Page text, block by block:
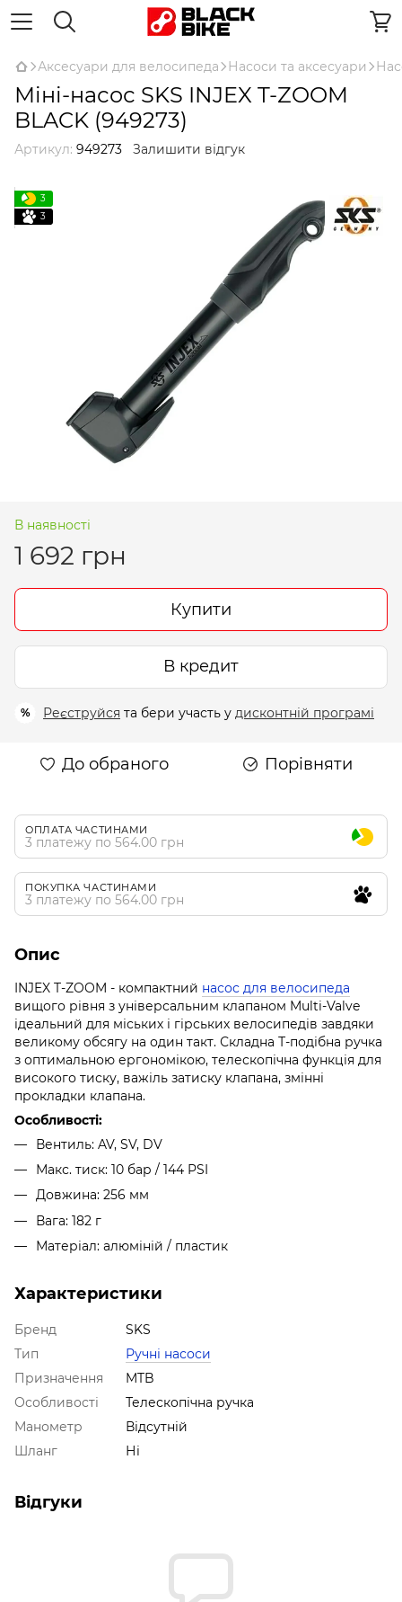
Аксесуари для велосипеда Насоси та аксесуари
Міні-насос SKS INJEX T-ZOOM
BLACK (949273)
Артикул: 949273 Залишити відгук
3
3
В наявності
1 692 грн
Купити
В кредит
% Реєструйся та бери участь у дисконтній програмі
До обраного Порівняти
ОПЛАТА ЧАСТИНАМИ
3 платежу по 564.00 грн
ПОКУПКА ЧАСТИНАМИ
3 платежу по 564.00 грн
Опис
INJEX T-ZOOM - компактний насос для велосипеда
вищого рівня з універсальним клапаном Multi-Valve
ідеальний для міських і гірських велосипедів завдяки
великому обсягу на один такт. Складна Т-подібна ручка
з оптимальною ергономікою, телескопічна функція для
високого тиску, важіль затиску клапана, змінні
прокладки клапана.
Особливості:
Вентиль: AV, SV, DV
Макс. тиск: 10 бар / 144 PSI
Довжина: 256 мм
Вага: 182 г
Матеріал: алюміній / пластик
Характеристики
Бренд
SKS
Тип
Ручні насоси
Призначення
MTB
Особливості
Телескопічна ручка
Манометр
Відсутній
Шланг
Ні
Відгуки